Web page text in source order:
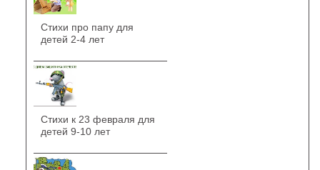
Стихи про папу для
детей 2-4 лет
Стихи к 23 февраля для
детей 9-10 лет